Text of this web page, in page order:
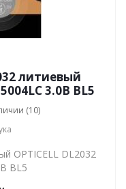
литиевый
3.0В BL5
(10)
OPTICELL DL2032
BL5